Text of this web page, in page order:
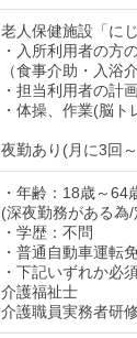
老人保健施設「に
・入所利用者の方
（食事介助・入浴
・担当利用者の計
・体操、作業(脳
夜勤あり(月に3回
・年齢：18歳～64
(深夜勤務がある為
・学歴：不問
・普通自動車運転
・下記いずれか必
介護福祉士
介護職員実務者研修